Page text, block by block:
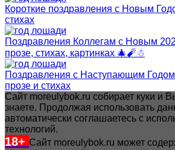
Короткие поздравления с Новым
стихах
Поздравления Коллегам с Новым
прозе, стихах, картинках 🎄🧨☃
Поздравления с Наступающим
прозе и стихах
Сайт moreulybok.ru собирает куки и
знаете. Продолжая использовать
автоматически соглашаетесь с
технологий.
18+ Сайт moreulybok.ru может